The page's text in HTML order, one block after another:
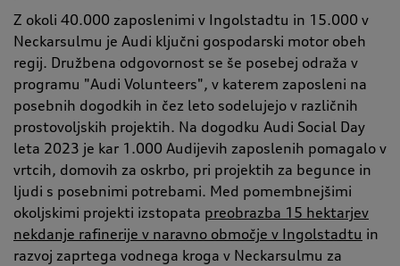
Z okoli 40.000 zaposlenimi v Ingolstadtu in 15.000 v
Neckarsulmu je Audi ključni gospodarski motor obeh
regij. Družbena odgovornost se še posebej odraža v
programu "Audi Volunteers", v katerem zaposleni na
posebnih dogodkih in čez leto sodelujejo v različnih
prostovoljskih projektih. Na dogodku Audi Social Day
leta 2023 je kar 1.000 Audijevih zaposlenih pomagalo v
vrtcih, domovih za oskrbo, pri projektih za begunce in
ljudi s posebnimi potrebami. Med pomembnejšimi
okoljskimi projekti izstopata preobrazba 15 hektarjev
nekdanje rafinerije v naravno območje v Ingolstadtu in
razvoj zaprtega vodnega kroga v Neckarsulmu za